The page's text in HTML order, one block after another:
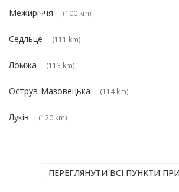
Межиріччя (100 km)
Седльце (111 km)
Ломжа (113 km)
Острув-Мазовецька (114 km)
Луків (120 km)
ПЕРЕГЛЯНУТИ ВСІ ПУНКТИ